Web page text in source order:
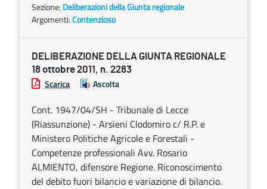
Sezione: Deliberazioni della Giunta regionale
Argomenti:Contenzioso
DELIBERAZIONE DELLA GIUNTA REGIONALE
18 ottobre 2011, n. 2283
Scarica Ascolta
Cont. 1947/04/SH - Tribunale di Lecce
(Riassunzione) - Arsieni Clodomiro c/ R.P. e
Ministero Politiche Agricole e Forestali -
Competenze professionali Avv. Rosario
ALMIENTO, difensore Regione. Riconoscimento
del debito fuori bilancio e variazione di bilancio.